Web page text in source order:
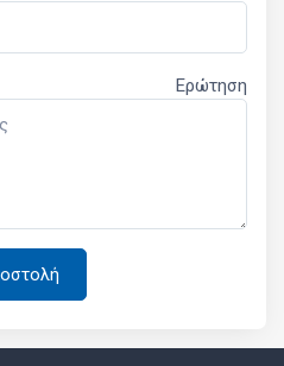
Ερώτηση